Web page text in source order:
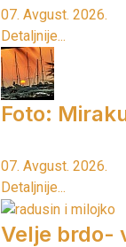
07. Avgust. 2026.
Detaljnije...
Foto:
07. Avgust. 2026.
Detaljnije...
Velje brdo-